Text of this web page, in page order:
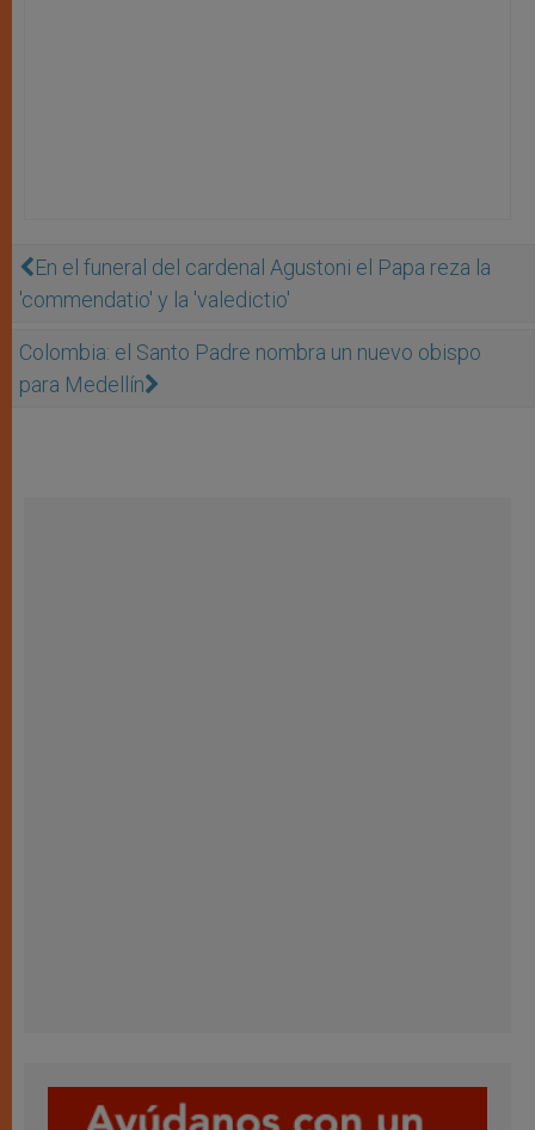
En el funeral del cardenal Agustoni el Papa reza la
'commendatio' y la 'valedictio'
Colombia: el Santo Padre nombra un nuevo obispo
para Medellín